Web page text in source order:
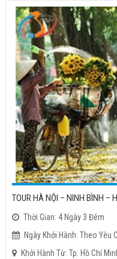
TOUR HÀ NỘI – NINH BÌNH –
Thời Gian: 4 Ngày 3 Đêm
Ngày Khởi Hành: Theo Yêu
Khởi Hành Từ: Tp. Hồ Chí